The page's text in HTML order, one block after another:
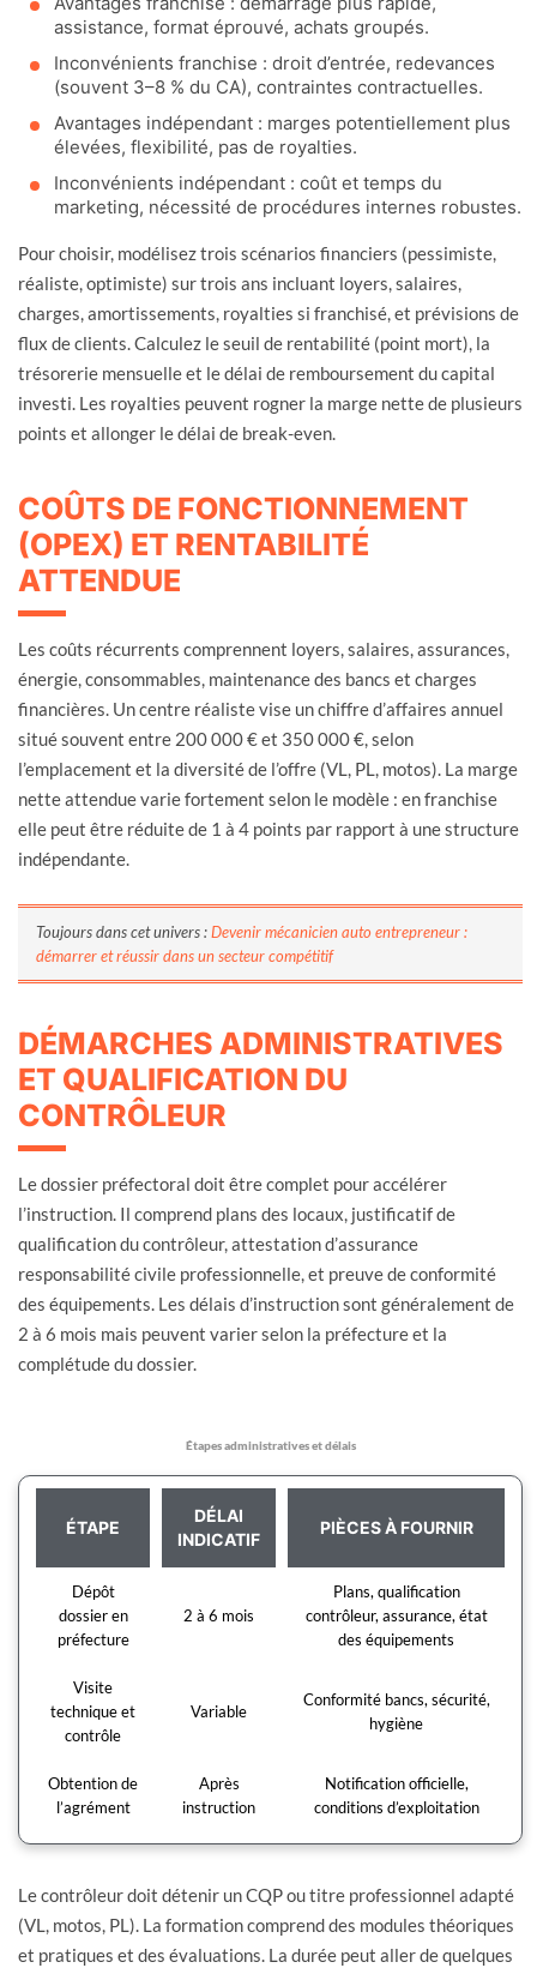
assistance, format éprouvé, achats groupés.
Inconvénients franchise : droit d’entrée, redevances
(souvent 3–8 % du CA), contraintes contractuelles.
Avantages indépendant : marges potentiellement plus
élevées, flexibilité, pas de royalties.
Inconvénients indépendant : coût et temps du
marketing, nécessité de procédures internes robustes.
Pour choisir, modélisez trois scénarios financiers (pessimiste,
réaliste, optimiste) sur trois ans incluant loyers, salaires,
charges, amortissements, royalties si franchisé, et prévisions de
flux de clients. Calculez le seuil de rentabilité (point mort), la
trésorerie mensuelle et le délai de remboursement du capital
investi. Les royalties peuvent rogner la marge nette de plusieurs
points et allonger le délai de break-even.
COÛTS DE FONCTIONNEMENT
(OPEX) ET RENTABILITÉ
ATTENDUE
Les coûts récurrents comprennent loyers, salaires, assurances,
énergie, consommables, maintenance des bancs et charges
financières. Un centre réaliste vise un chiffre d’affaires annuel
situé souvent entre 200 000 € et 350 000 €, selon
l’emplacement et la diversité de l’offre (VL, PL, motos). La marge
nette attendue varie fortement selon le modèle : en franchise
elle peut être réduite de 1 à 4 points par rapport à une structure
indépendante.
Toujours dans cet univers :Devenir mécanicien auto entrepreneur :
démarrer et réussir dans un secteur compétitif
DÉMARCHES ADMINISTRATIVES
ET QUALIFICATION DU
CONTRÔLEUR
Le dossier préfectoral doit être complet pour accélérer
l’instruction. Il comprend plans des locaux, justificatif de
qualification du contrôleur, attestation d’assurance
responsabilité civile professionnelle, et preuve de conformité
des équipements. Les délais d’instruction sont généralement de
2 à 6 mois mais peuvent varier selon la préfecture et la
complétude du dossier.
Étapes administratives et délais
ÉTAPE
DÉLAI
INDICATIF
PIÈCES À FOURNIR
Dépôt
dossier en
préfecture
2 à 6 mois
Plans, qualification
contrôleur, assurance, état
des équipements
Visite
technique et
contrôle
Variable
Conformité bancs, sécurité,
hygiène
Obtention de
l’agrément
Après
instruction
Notification officielle,
conditions d’exploitation
Le contrôleur doit détenir un CQP ou titre professionnel adapté
(VL, motos, PL). La formation comprend des modules théoriques
et pratiques et des évaluations. La durée peut aller de quelques